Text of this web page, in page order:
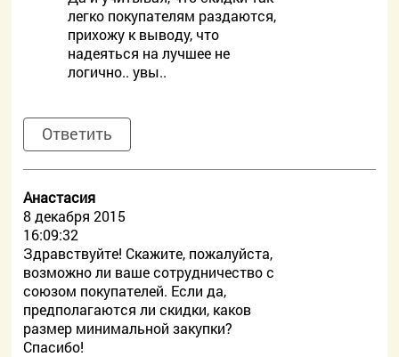
легко покупателям раздаются,
прихожу к выводу, что
надеяться на лучшее не
логично.. увы..
Ответить
Анастасия
8 декабря 2015
16:09:32
Здравствуйте! Скажите, пожалуйста,
возможно ли ваше сотрудничество с
союзом покупателей. Если да,
предполагаются ли скидки, каков
размер минимальной закупки?
Спасибо!